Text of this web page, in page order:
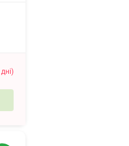
дні)